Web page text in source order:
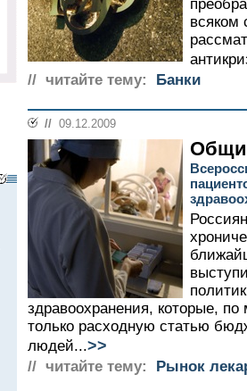
всяком
// читайте тему:
Банки
// 09.12.2009
здравоохранения, которые,
только расходную статью
людей...>>
// читайте тему: Рынок